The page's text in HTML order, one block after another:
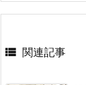
 関連記事